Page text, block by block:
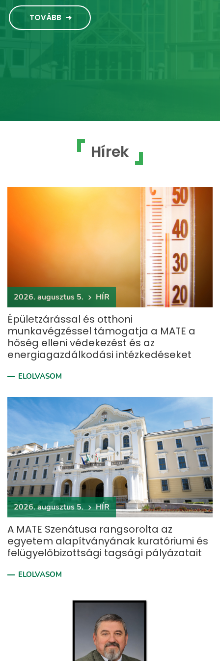
TOVÁBB
Hírek
2026. augusztus 5. HÍR
Épületzárással és otthoni
munkavégzéssel támogatja a MATE a
hőség elleni védekezést és az
energiagazdálkodási intézkedéseket
ELOLVASOM
2026. augusztus 5. HÍR
A MATE Szenátusa rangsorolta az
egyetem alapítványának kuratóriumi és
felügyelőbizottsági tagsági pályázatait
ELOLVASOM